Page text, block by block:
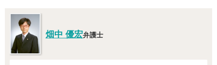
畑中 優宏弁護士